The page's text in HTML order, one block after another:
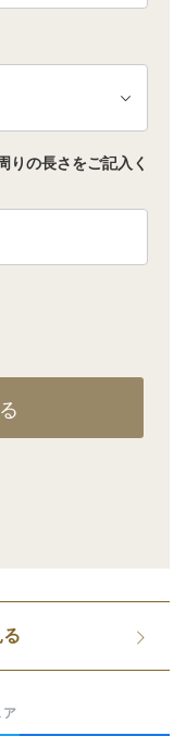
りの長さをご記入く
ア